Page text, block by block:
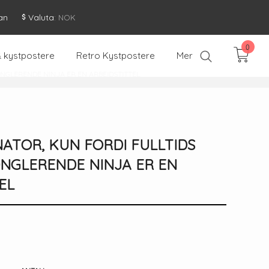
Valuta: NOK
kystpostere Retro Kystpostere Mer
0
KUN FORDI FULLTIDS
NINJA ER EN